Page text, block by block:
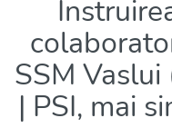
SSM
| PSI, mai